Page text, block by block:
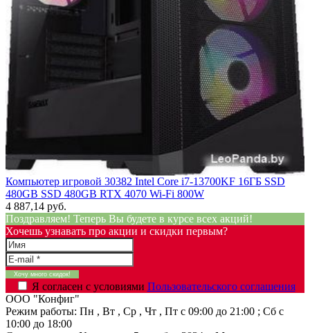
Компьютер игровой 30382 Intel Core i7-13700KF 16ГБ SSD
480GB SSD 480GB RTX 4070 Wi-Fi 800W
4 887,14 руб.
Поздравляем! Теперь Вы будете в курсе всех акций!
Хочешь узнавать про акции и скидки первым?
Я согласен с условиями Пользовательского соглашения
ООО "Конфиг"
Режим работы: Пн , Вт , Ср , Чт , Пт c 09:00 до 21:00 ; Сб c
10:00 до 18:00